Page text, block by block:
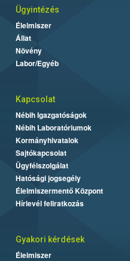
Ügyintézés
Élelmiszer
Állat
Növény
Labor/Egyéb
Kapcsolat
Nébih Igazgatóságok
Nébih Laboratóriumok
Kormányhivatalok
Sajtókapcsolat
Ügyfélszolgálat
Hatósági jogsegély
Élelmiszermentő Központ
Hírlevél feliratkozás
Gyakori kérdések
Élelmiszer